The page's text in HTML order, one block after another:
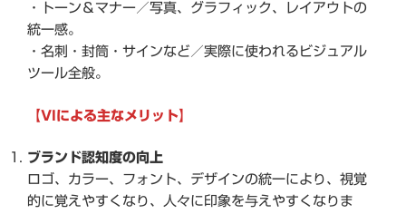
・トーン＆マナー／写真、グラフィック、レイアウトの
統一感。
・名刺・封筒・サインなど／実際に使われるビジュアル
ツール全般。
【VIによる主なメリット】
ブランド認知度の向上
ロゴ、カラー、フォント、デザインの統一により、視覚
的に覚えやすくなり、人々に印象を与えやすくなりま